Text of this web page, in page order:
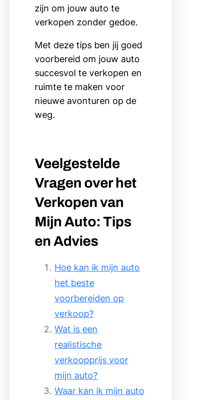
zijn om jouw auto te
verkopen zonder gedoe.
Met deze tips ben jij goed
voorbereid om jouw auto
succesvol te verkopen en
ruimte te maken voor
nieuwe avonturen op de
weg.
Veelgestelde
Vragen over het
Verkopen van
Mijn Auto: Tips
en Advies
Hoe kan ik mijn auto
het beste
voorbereiden op
verkoop?
Wat is een
realistische
verkoopprijs voor
mijn auto?
Waar kan ik mijn auto